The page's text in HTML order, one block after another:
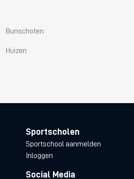
Bunschoten
Huizen
Sportscholen
Sportschool aanmelden
Inloggen
Social Media